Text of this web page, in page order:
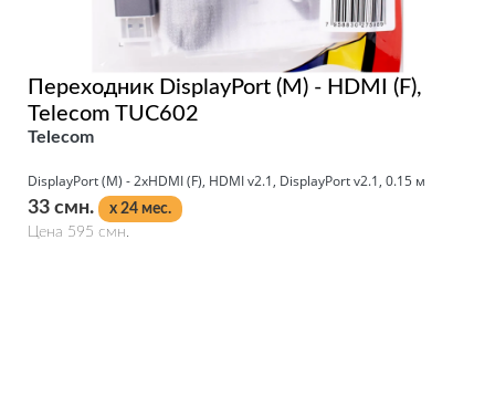
Переходник DisplayPort (M) - HDMI (F),
Telecom TUC602
Telecom
DisplayPort (M) - 2xHDMI (F), HDMI v2.1, DisplayPort v2.1, 0.15 м
33 смн.
x 24 мес.
Цена 595 смн.